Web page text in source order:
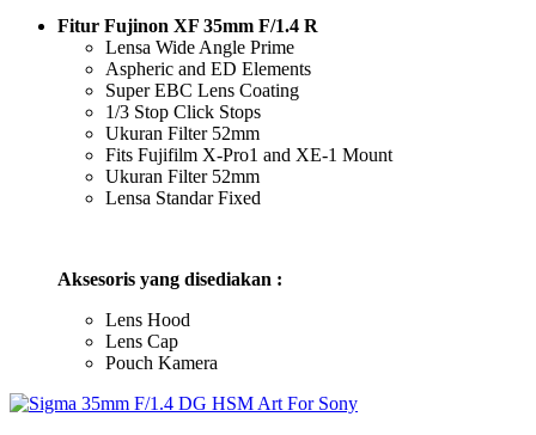
Fitur Fujinon XF 35mm F/1.4 R
Lensa Wide Angle Prime
Aspheric and ED Elements
Super EBC Lens Coating
1/3 Stop Click Stops
Ukuran Filter 52mm
Fits Fujifilm X-Pro1 and XE-1 Mount
Ukuran Filter 52mm
Lensa Standar Fixed
Aksesoris yang disediakan :
Lens Hood
Lens Cap
Pouch Kamera